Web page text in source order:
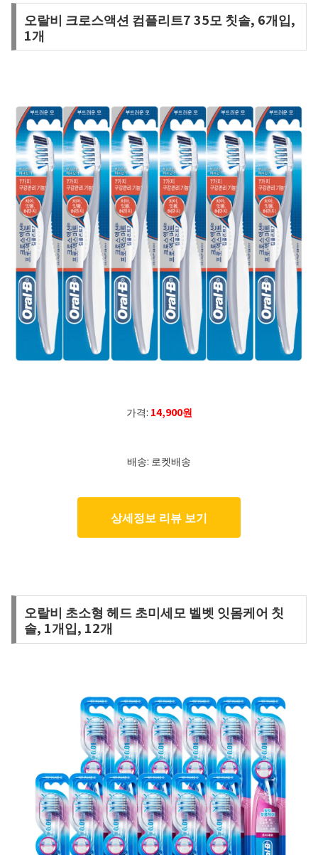
오랄비 크로스액션 컴플리트7 35모 칫솔, 6개입,
1개
가격: 14,900원
배송: 로켓배송
상세정보 리뷰 보기
오랄비 초소형 헤드 초미세모 벨벳 잇몸케어 칫
솔, 1개입, 12개